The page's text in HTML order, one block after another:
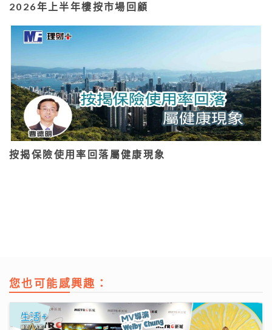
2026年上半年樓按市場回顧
按揭保險使用率回落屬健康現象
您也可能感興趣：